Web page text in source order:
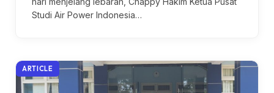
Studi Air Power Indonesia…
ARTICLE